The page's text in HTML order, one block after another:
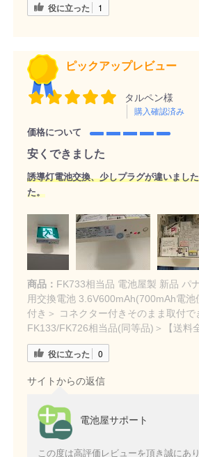
役に立った 1
ピックアップレビュー
タルペン様
購入確認済み
価格について
安くできました
誘導灯電池交換、少しプラグが違いまし
た。
商品： FK733相当品 電池屋製 新品 パ
用交換電池 3.6V600mAh(700mAh電
付き＞ コネクター付きそのまま取付で
FK133/FK726相当品(同等品)＞【送料
役に立った 0
サイトからの返信
電池屋サポート
この度は高評価レビューを頂き誠にあ